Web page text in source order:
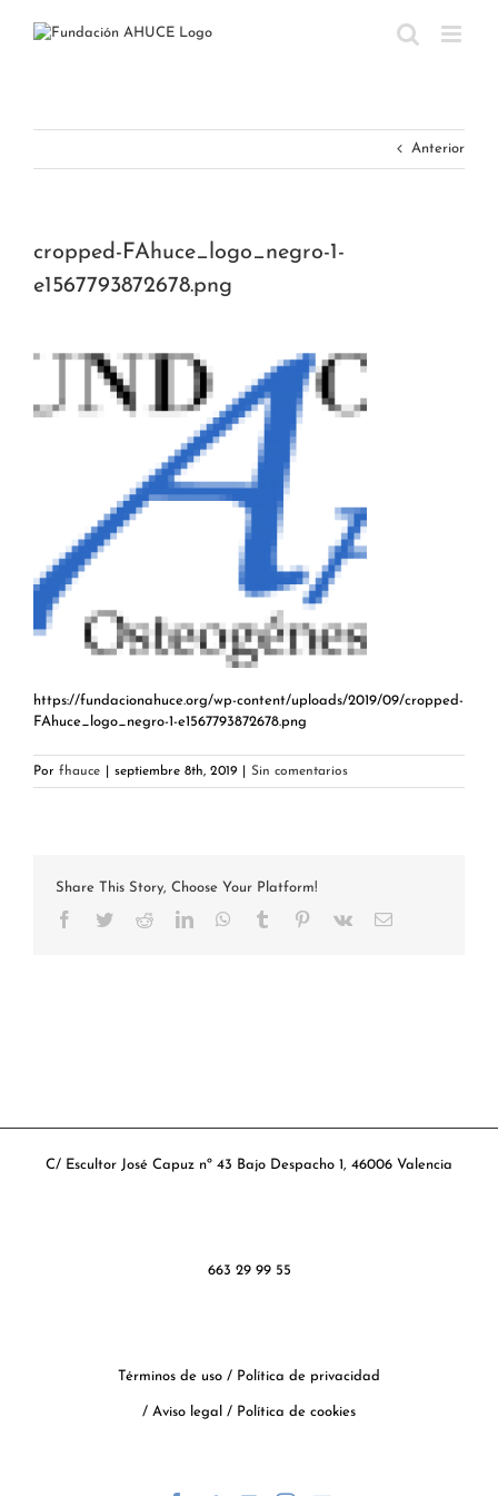
Anterior
cropped-FAhuce_logo_negro-1-
e1567793872678.png
https://fundacionahuce.org/wp-content/uploads/2019/09/cropped-
FAhuce_logo_negro-1-e1567793872678.png
Por fhauce septiembre 8th, 2019 Sin comentarios
Share This Story, Choose Your Platform!
Facebook
TwitterRedditLinkedInWhatsApp
Tumblr Pinterest
Vk
Correo
C/ Escultor José Capuz nº 43 Bajo Despacho 1, 46006 Valencia
663 29 99 55
Términos de uso / Política de privacidad
/ Aviso legal / Política de cookies